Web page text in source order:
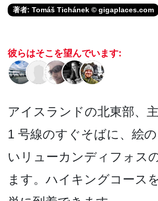
著者: Tomáš Tichánek © gigaplaces.com
彼らはそこを望んでいます:
アイスランドの北東部、
1 号線のすぐそばに、絵
いリューカンディフォス
ます。ハイ­キングコース